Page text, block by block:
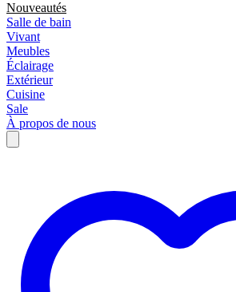
Nouveautés
Salle de bain
Vivant
Meubles
Éclairage
Extérieur
Cuisine
Sale
À propos de nous